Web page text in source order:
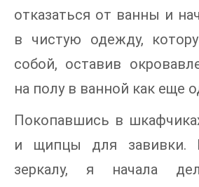
отказаться от ванны и
в чистую одежду,
собой, оставив
на полу в ванной как еще
Покопавшись в
и щипцы для завивки.
зеркалу, я начала